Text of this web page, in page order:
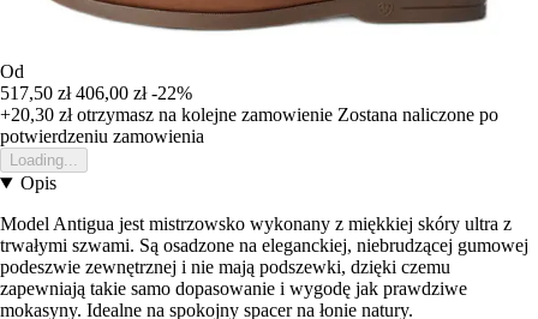
Od
517,50 zł 406,00 zł -22%
+20,30 złotrzymasz na kolejne zamowienie Zostana naliczone po
potwierdzeniu zamowienia
Loading...
Opis
Model Antigua jest mistrzowsko wykonany z miękkiej skóry ultra z
trwałymi szwami. Są osadzone na eleganckiej, niebrudzącej gumowej
podeszwie zewnętrznej i nie mają podszewki, dzięki czemu
zapewniają takie samo dopasowanie i wygodę jak prawdziwe
mokasyny. Idealne na spokojny spacer na łonie natury.